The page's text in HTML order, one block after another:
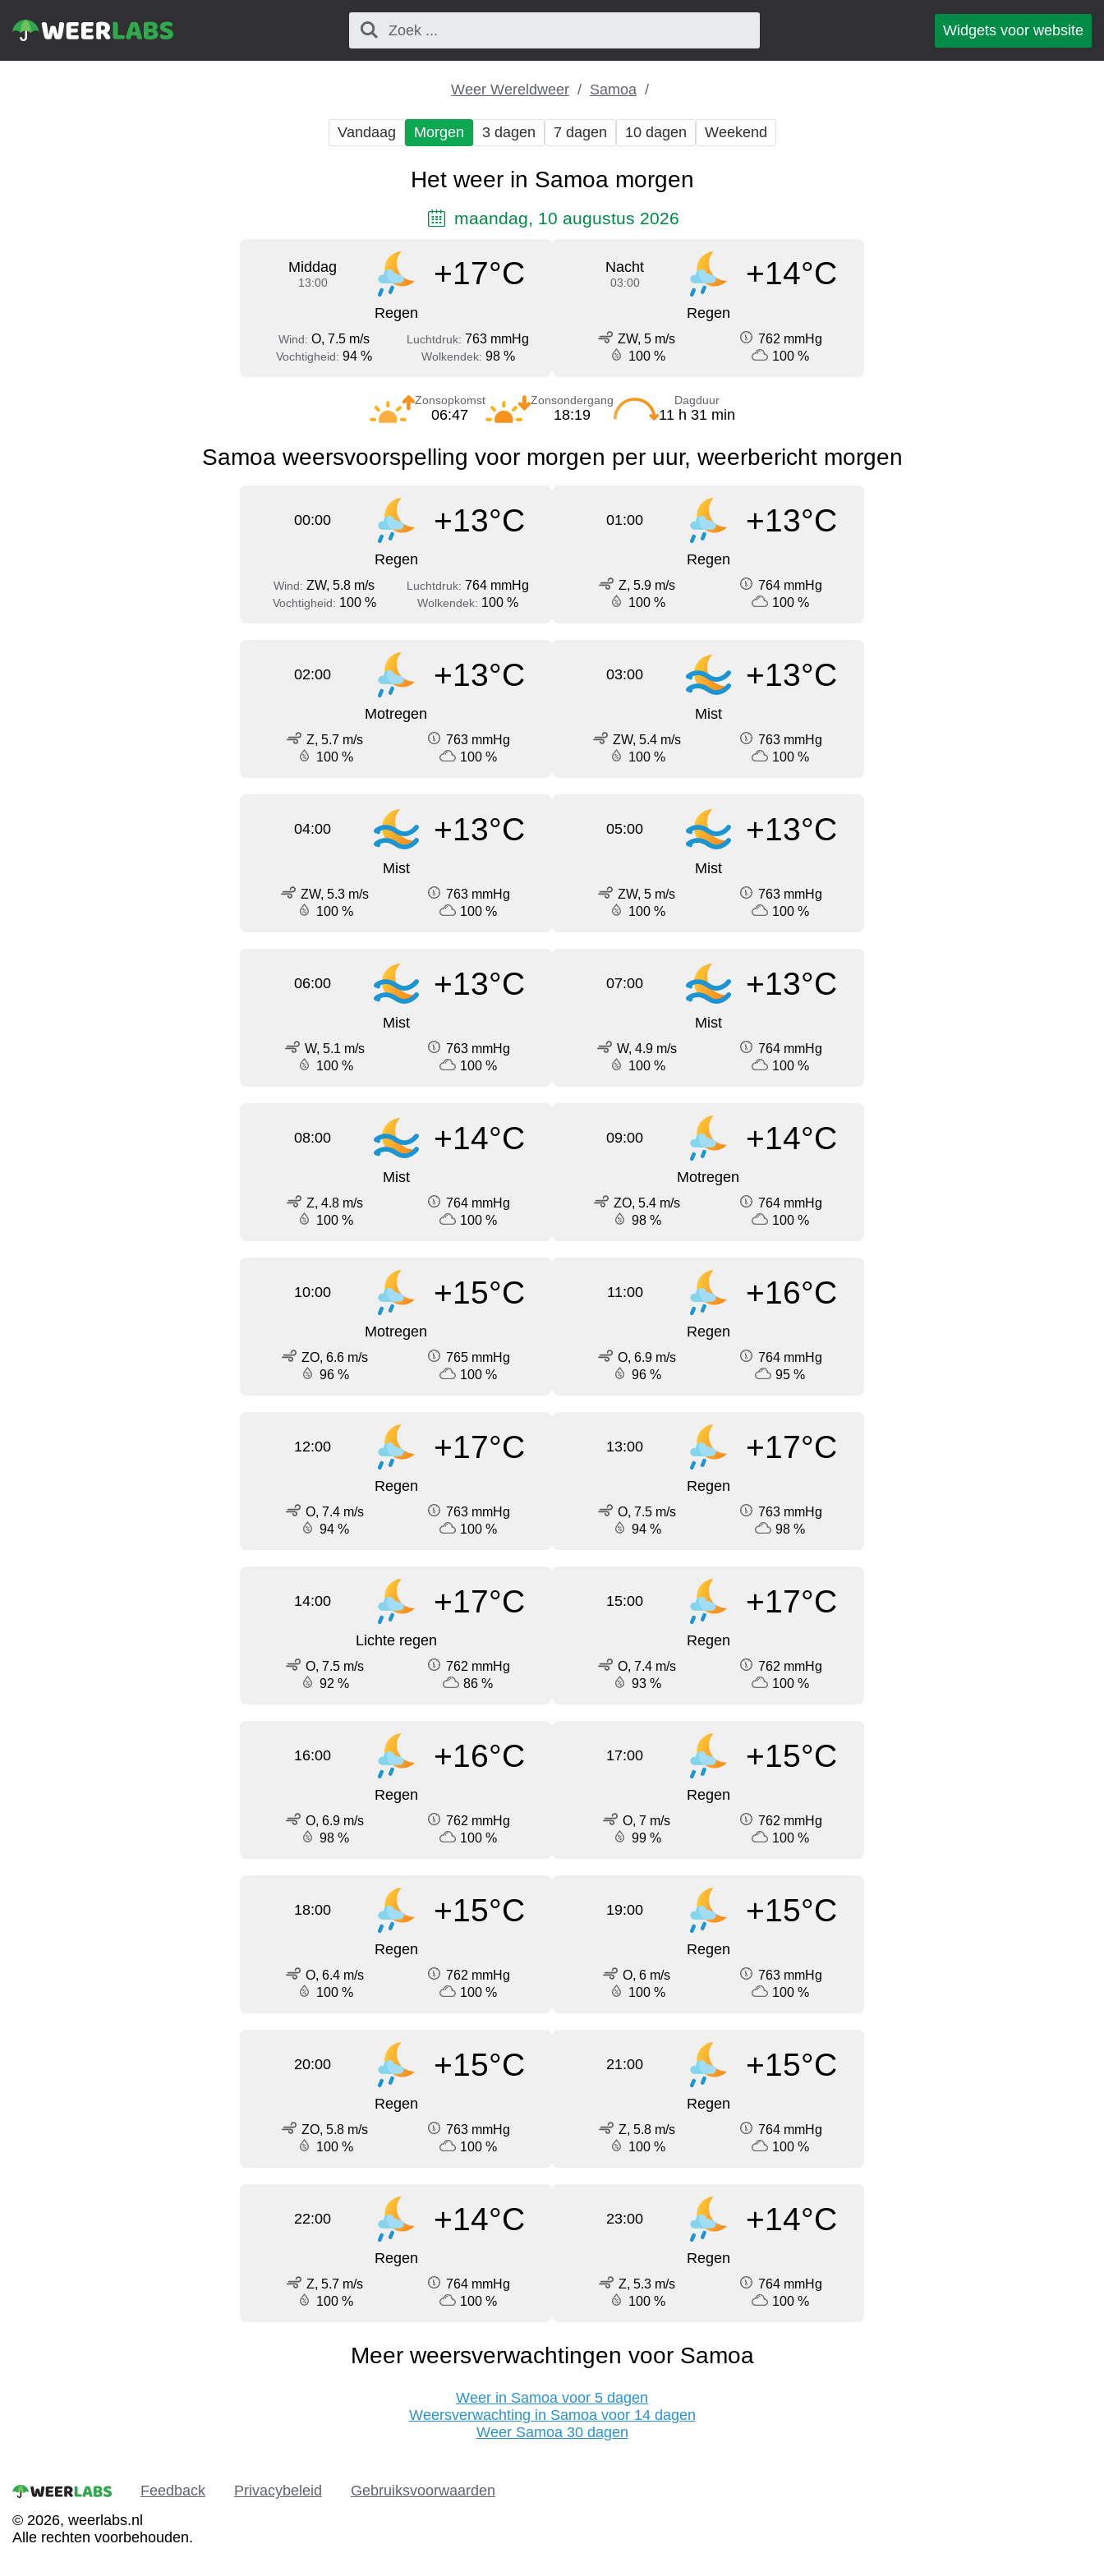
Widgets voor website
Weer Wereldweer Samoa
Vandaag Morgen 3 dagen 7 dagen 10 dagen Weekend
Het weer in Samoa morgen
maandag, 10 augustus 2026
Middag
13:00 +17°C
Regen
Wind: O, 7.5 m/s Luchtdruk: 763 mmHg
Vochtigheid: 94 % Wolkendek: 98 %
Nacht
03:00 +14°C
Regen
ZW, 5 m/s
762 mmHg
100 %
100 %
Zonsopkomst
06:47
Zonsondergang
18:19
Dagduur
11 h 31 min
Samoa weersvoorspelling voor morgen per uur, weerbericht morgen
00:00 +13°C
Regen
Wind: ZW, 5.8 m/s Luchtdruk: 764 mmHg
Vochtigheid: 100 % Wolkendek: 100 %
01:00 +13°C
Regen
Z, 5.9 m/s
764 mmHg
100 %
100 %
02:00 +13°C
Motregen
Z, 5.7 m/s
763 mmHg
100 %
100 %
03:00 +13°C
Mist
ZW, 5.4 m/s
763 mmHg
100 %
100 %
04:00 +13°C
Mist
ZW, 5.3 m/s
763 mmHg
100 %
100 %
05:00 +13°C
Mist
ZW, 5 m/s
763 mmHg
100 %
100 %
06:00 +13°C
Mist
W, 5.1 m/s
763 mmHg
100 %
100 %
07:00 +13°C
Mist
W, 4.9 m/s
764 mmHg
100 %
100 %
08:00 +14°C
Mist
Z, 4.8 m/s
764 mmHg
100 %
100 %
09:00 +14°C
Motregen
ZO, 5.4 m/s
764 mmHg
98 %
100 %
10:00 +15°C
Motregen
ZO, 6.6 m/s
765 mmHg
96 %
100 %
11:00 +16°C
Regen
O, 6.9 m/s
764 mmHg
96 %
95 %
12:00 +17°C
Regen
O, 7.4 m/s
763 mmHg
94 %
100 %
13:00 +17°C
Regen
O, 7.5 m/s
763 mmHg
94 %
98 %
14:00 +17°C
Lichte regen
O, 7.5 m/s
762 mmHg
92 %
86 %
15:00 +17°C
Regen
O, 7.4 m/s
762 mmHg
93 %
100 %
16:00 +16°C
Regen
O, 6.9 m/s
762 mmHg
98 %
100 %
17:00 +15°C
Regen
O, 7 m/s
762 mmHg
99 %
100 %
18:00 +15°C
Regen
O, 6.4 m/s
762 mmHg
100 %
100 %
19:00 +15°C
Regen
O, 6 m/s
763 mmHg
100 %
100 %
20:00 +15°C
Regen
ZO, 5.8 m/s
763 mmHg
100 %
100 %
21:00 +15°C
Regen
Z, 5.8 m/s
764 mmHg
100 %
100 %
22:00 +14°C
Regen
Z, 5.7 m/s
764 mmHg
100 %
100 %
23:00 +14°C
Regen
Z, 5.3 m/s
764 mmHg
100 %
100 %
Meer weersverwachtingen voor Samoa
Weer in Samoa voor 5 dagen
Weersverwachting in Samoa voor 14 dagen
Weer Samoa 30 dagen
Feedback Privacybeleid
Gebruiksvoorwaarden
© 2026, weerlabs.nl
Alle rechten voorbehouden.